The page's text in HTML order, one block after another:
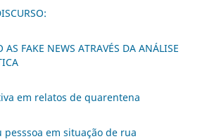
AS FAKE NEWS ATRAVÉS DA ANÁLISE
em relatos de quarentena
em situação de rua